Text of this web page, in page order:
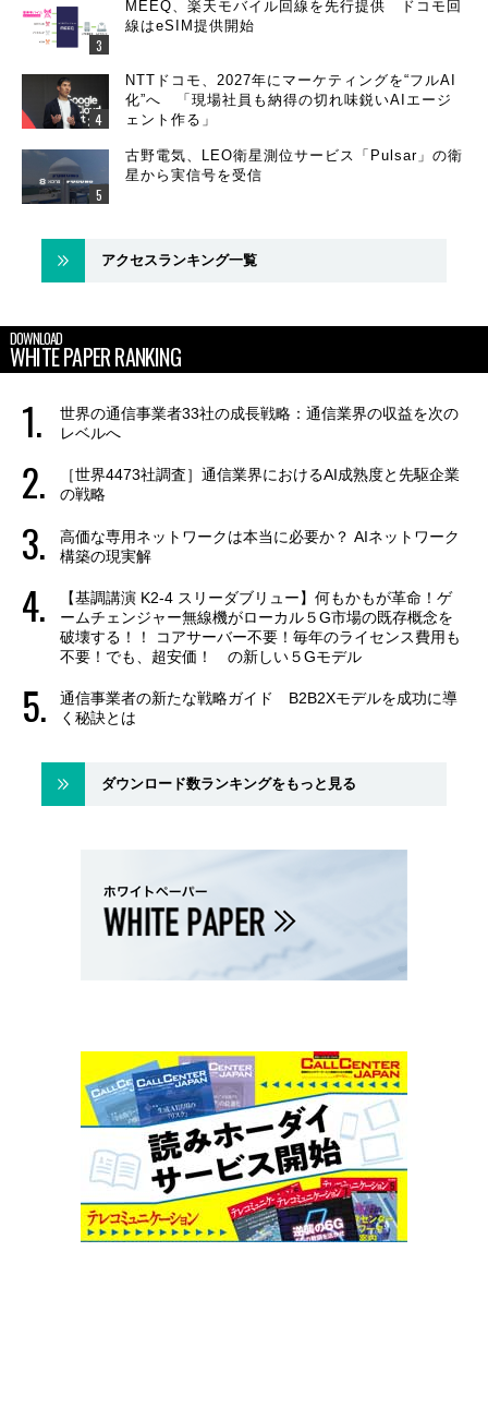
MEEQ、楽天モバイル回線を先行提供 ドコモ回
線はeSIM提供開始
NTTドコモ、2027年にマーケティングを“フルAI
化”へ 「現場社員も納得の切れ味鋭いAIエージ
ェント作る」
古野電気、LEO衛星測位サービス「Pulsar」の衛
星から実信号を受信
アクセスランキング一覧
DOWNLOAD
WHITE PAPER RANKING
世界の通信事業者33社の成長戦略：通信業界の収益を次の
レベルへ
［世界4473社調査］通信業界におけるAI成熟度と先駆企業
の戦略
高価な専用ネットワークは本当に必要か？ AIネットワーク
構築の現実解
【基調講演 K2-4 スリーダブリュー】何もかもが革命！ゲ
ームチェンジャー無線機がローカル５G市場の既存概念を
破壊する！！ コアサーバー不要！毎年のライセンス費用も
不要！でも、超安価！ の新しい５Gモデル
通信事業者の新たな戦略ガイド B2B2Xモデルを成功に導
く秘訣とは
ダウンロード数ランキングをもっと見る